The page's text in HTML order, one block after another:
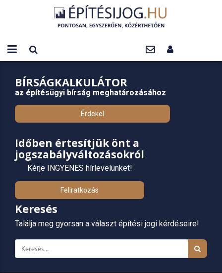
BÍRSÁGKALKULÁTOR
az építésügyi bírság meghatározásához
Érdekel
Időben értesítjük önt a
jogszabályváltozásokról
Kérje INGYENES hírlevelünket!
Feliratkozás
Keresés
Találja meg gyorsan a választ építési jogi kérdéseire!